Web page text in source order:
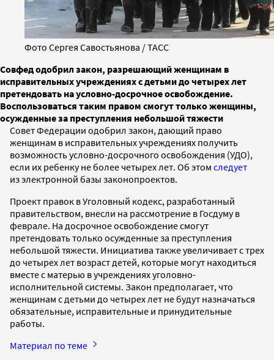
Фото Сергея Савостьянова / ТАСС
Совфед одобрил закон, разрешающий женщинам в
исправительных учреждениях с детьми до четырех лет
претендовать на условно-досрочное освобождение.
Воспользоваться таким правом смогут только женщины,
осужденные за преступления небольшой тяжести
Совет Федерации одобрил закон, дающий право
женщинам в исправительных учреждениях получить
возможность условно-досрочного освобождения (УДО),
если их ребенку не более четырех лет. Об этом следует
из электронной базы законопроектов.
Проект правок в Уголовный кодекс, разработанный
правительством, внесли на рассмотрение в Госдуму в
феврале. На досрочное освобождение смогут
претендовать только осужденные за преступления
небольшой тяжести. Инициатива также увеличивает с трех
до четырех лет возраст детей, которые могут находиться
вместе с матерью в учреждениях уголовно-
исполнительной системы. Закон предполагает, что
женщинам с детьми до четырех лет не будут назначаться
обязательные, исправительные и принудительные
работы.
Материал по теме